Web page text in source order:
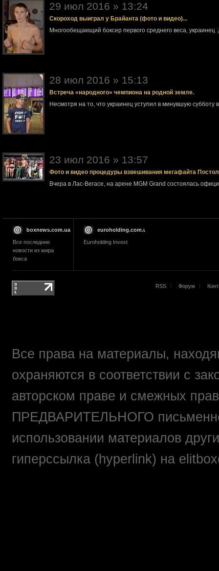
29 июл 2016 » 13:24
Скороход выиграл у Брайанта (фото и видео)...
Многообещающий боксер первого среднего веса, украинец
28 июл 2016 » 15:13
Встреча «народного» чемпиона на родной земле.
Несмотря на то, что украинец уступил в минувшую субботу
23 июл 2016 » 13:57
Фото и видео процедуры взвешивания мегафайта
Вчера в Лас-Вегасе, на арене MGM Grand состоялась
boxnews.com.ua
Все последние
новости из мира
бокса
euroholding.com.ua
Euroholding Invest
RSS Форум
Все права на материалы,
охраняются в соответствии с
авторском праве и смежных
ПРЕДВАРИТЕЛЬНОГО
использовании материалов
гиперссылка (hyperlink) на